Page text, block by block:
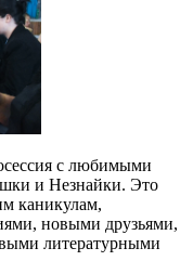
с любимыми
и Незнайки. Это
каникулам,
новыми друзьями,
литературными